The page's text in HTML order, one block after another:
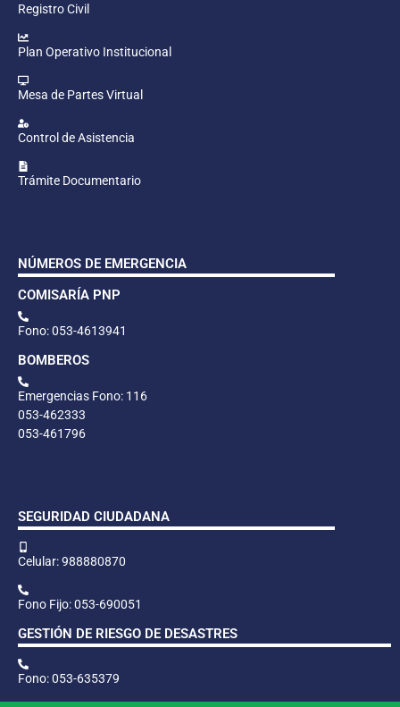
Registro Civil
Plan Operativo Institucional
Mesa de Partes Virtual
Control de Asistencia
Trámite Documentario
NÚMEROS DE EMERGENCIA
COMISARÍA PNP
Fono: 053-4613941
BOMBEROS
Emergencias Fono: 116
053-462333
053-461796
SEGURIDAD CIUDADANA
Celular: 988880870
Fono Fijo: 053-690051
GESTIÓN DE RIESGO DE DESASTRES
Fono: 053-635379